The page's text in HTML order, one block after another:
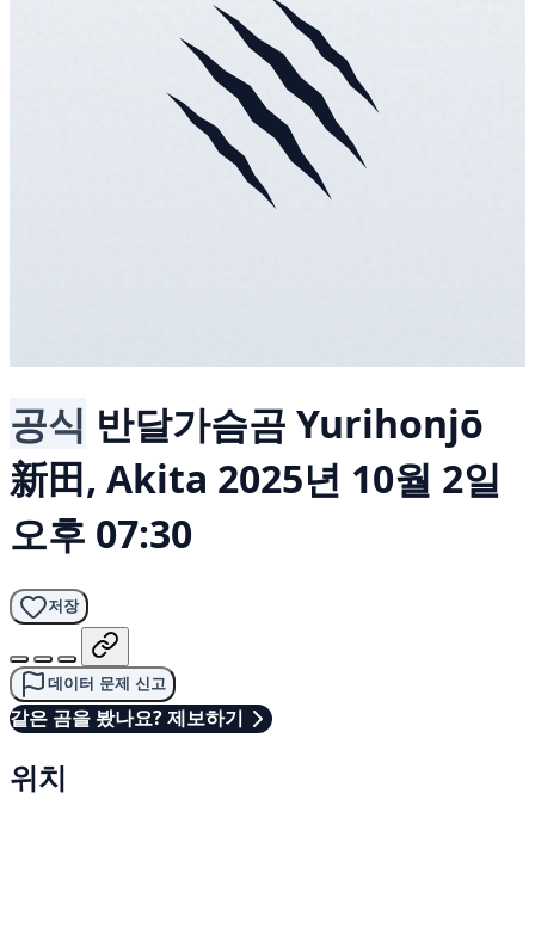
공식 반달가슴곰 Yurihonjō
新田, Akita 2025년 10월 2일
오후 07:30
저장
데이터 문제 신고
같은 곰을 봤나요? 제보하기
위치